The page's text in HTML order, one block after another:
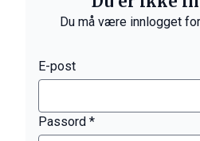
Du må være innlogget
E-post
Passord *